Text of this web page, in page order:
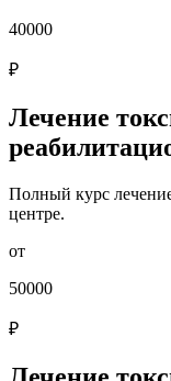
40000
₽
Лечение
Полный курс
центре.
от
50000
₽